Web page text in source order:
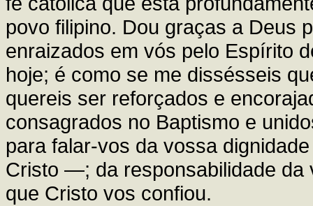
povo filipino. Dou graças a Deus
enraizados em vós pelo Espírito
hoje; é como se me dissésseis
quereis ser reforçados e
consagrados no Baptismo e
para falar-vos da vossa
Cristo —; da responsabilidade da
que Cristo vos confiou.